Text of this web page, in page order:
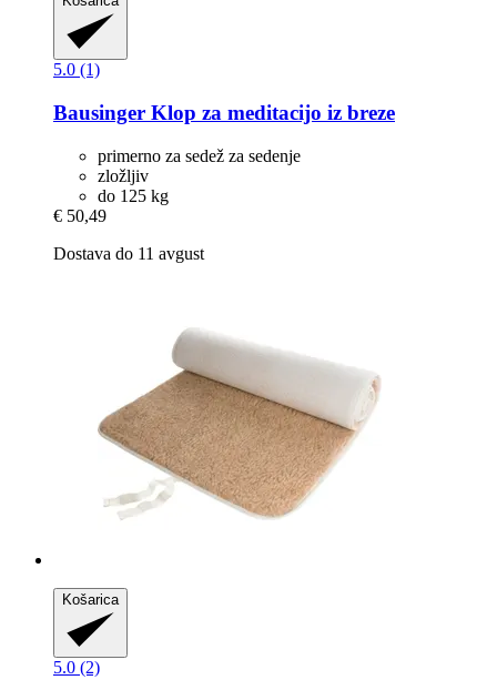
5.0 (1)
Bausinger Klop za meditacijo iz breze
primerno za sedež za sedenje
zložljiv
do 125 kg
€ 50,49
Dostava do 11 avgust
Košarica
5.0 (2)